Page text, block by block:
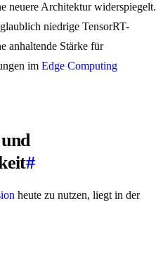
neuere Architektur widerspiegelt.
niedrige TensorRT-
anhaltende Stärke für
im Edge Computing
#
heute zu nutzen, liegt in der